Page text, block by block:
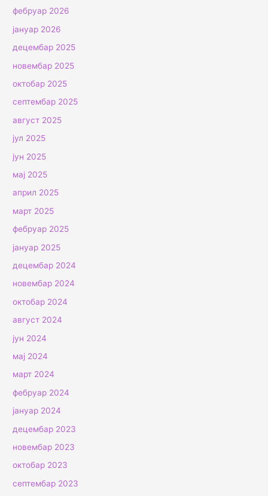
фебруар 2026
јануар 2026
децембар 2025
новембар 2025
октобар 2025
септембар 2025
август 2025
јул 2025
јун 2025
мај 2025
април 2025
март 2025
фебруар 2025
јануар 2025
децембар 2024
новембар 2024
октобар 2024
август 2024
јун 2024
мај 2024
март 2024
фебруар 2024
јануар 2024
децембар 2023
новембар 2023
октобар 2023
септембар 2023